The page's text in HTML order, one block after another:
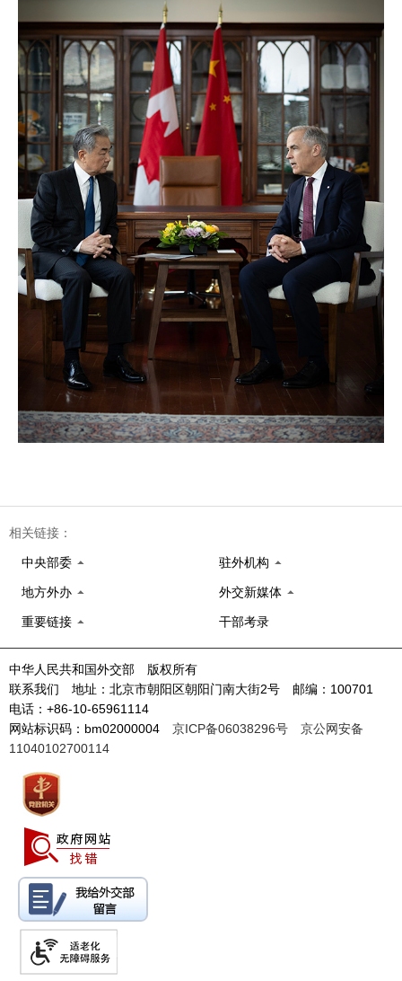
相关链接：
中央部委 驻外机构
地方外办 外交新媒体
重要链接 干部考录
中华人民共和国外交部 版权所有
联系我们 地址：北京市朝阳区朝阳门南大街2号 邮编：100701
电话：+86-10-65961114
网站标识码：bm02000004 京ICP备06038296号
京公网安备
11040102700114